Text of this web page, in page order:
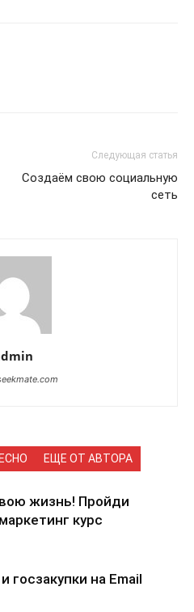
Следующая статья
Создаём свою социальную
сеть
ЕЩЕ ОТ АВТОРА
жизнь! Пройди
курс
госзакупки на Email